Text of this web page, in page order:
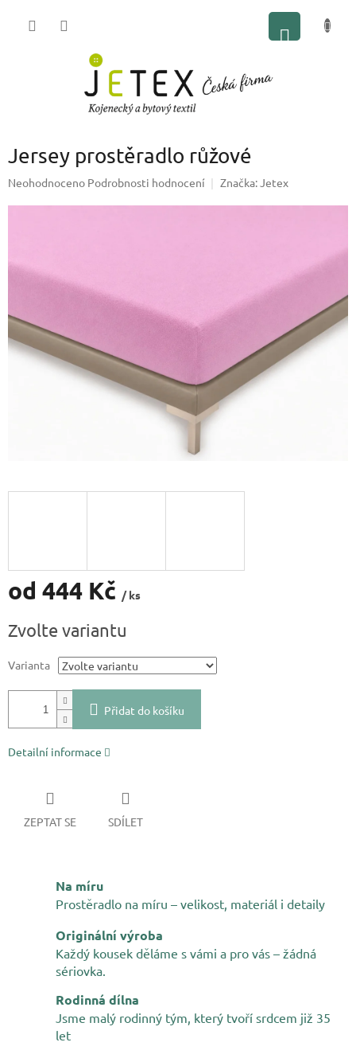
Jersey prostěradlo růžové
Průměrné
Neohodnoceno Podrobnosti hodnocení Značka:Jetex
od 444 Kč / ks
cena:
Zvolte variantu
Varianta
Přidat do košíku
Detailní informace
ZEPTAT SE SDÍLET
Na míru
Prostěradlo na míru – velikost, materiál i detaily
Originální výroba
Každý kousek děláme s vámi a pro vás – žádná
sériovka.
Rodinná dílna
Jsme malý rodinný tým, který tvoří srdcem již 35
let